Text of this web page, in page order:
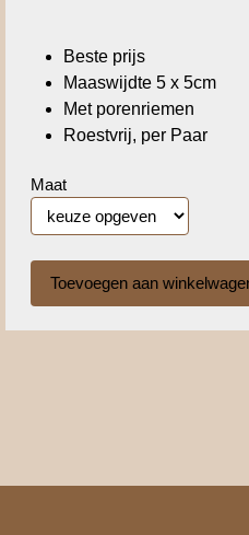
Beste prijs
Maaswijdte 5 x 5cm
Met porenriemen
Roestvrij, per Paar
Maat